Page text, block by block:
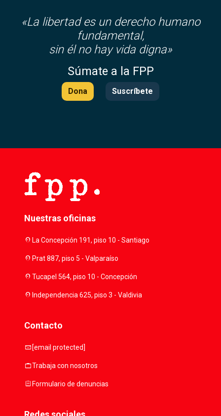
«La libertad es un derecho humano
fundamental,
sin él no hay vida digna»
Súmate a la FPP
Dona Suscríbete
Nuestras oficinas
location_onLa Concepción 191, piso 10 - Santiago
location_onPrat 887, piso 5 - Valparaíso
location_onTucapel 564, piso 10 - Concepción
location_onIndependencia 625, piso 3 - Valdivia
Contacto
mail [email protected]
workTrabaja con nosotros
assignmentFormulario de denuncias